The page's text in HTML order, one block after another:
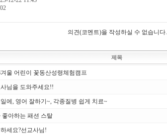
의견(코멘트)을 작성하실 수 없습니다.
제목
겨울 어린이 꽃동산성령체험캠프
님을 도와주세요!!
에, 영어 잘하기~, 각종질병 쉽게 치료~
좋아하는 패션 스탈
세요?선교사님!